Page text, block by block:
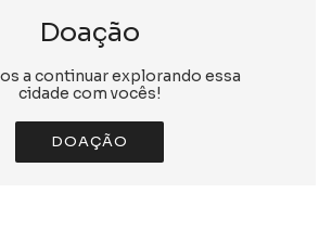
Doação
a continuar explorando essa
cidade com vocês!
DOAÇÃO